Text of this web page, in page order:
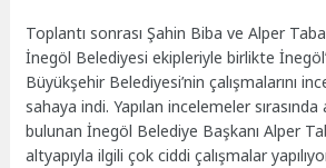
Toplantı sonrası Şahin Biba ve Alper
İnegöl Belediyesi ekipleriyle birlikte
Büyükşehir Belediyesi’nin çalışmalarını
sahaya indi. Yapılan incelemeler sırasında
bulunan İnegöl Belediye Başkanı Alper
altyapıyla ilgili çok ciddi çalışmalar